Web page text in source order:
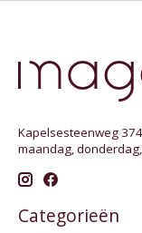
Kapelsesteenweg
maandag,
Categorieën